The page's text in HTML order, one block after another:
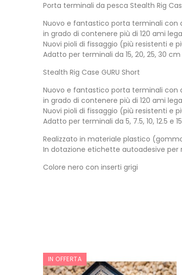
Porta terminali da pesca Stealth Rig
Nuovo e fantastico porta terminali con
in grado di contenere più di 120 ami
Nuovi pioli di fissaggio (più resistenti e
Adatto per terminali da 15, 20, 25, 30 cm
Stealth Rig Case GURU Short
Nuovo e fantastico porta terminali con
in grado di contenere più di 120 ami
Nuovi pioli di fissaggio (più resistenti e
Adatto per terminali da 5, 7.5, 10, 12.5 e
Realizzato in materiale plastico
In dotazione etichette autoadesive per
Colore nero con inserti grigi
IN OFFERTA